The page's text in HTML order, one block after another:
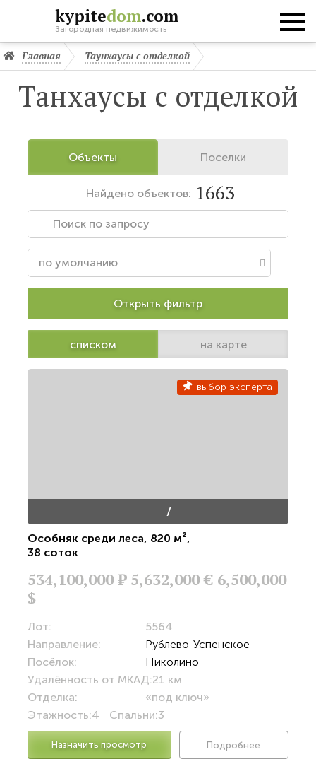
kypitedom.com
Загородная недвижимость
Главная Таунхаусы с отделкой
Танхаусы с отделкой
Объекты Поселки
Найденообъектов: 1663
Открыть фильтр
списком на карте
выбор эксперта
/
Особняк среди леса, 820 м²,
38 соток
534,100,000Р 5,632,000 € 6,500,000
$
Лот:
5564
Направление:
Рублево-Успенское
Посёлок:
Николино
Удалённость от МКАД:21 км
Отделка:
«под ключ»
Этажность:4 Спальни:3
Назначить просмотр Подробнее